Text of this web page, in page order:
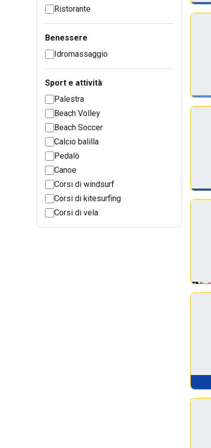
Ristorante
Benessere
Idromassaggio
Sport e attività
Palestra
Beach Volley
Beach Soccer
Calcio balilla
Pedalò
Canoe
Corsi di windsurf
Corsi di kitesurfing
Corsi di vela